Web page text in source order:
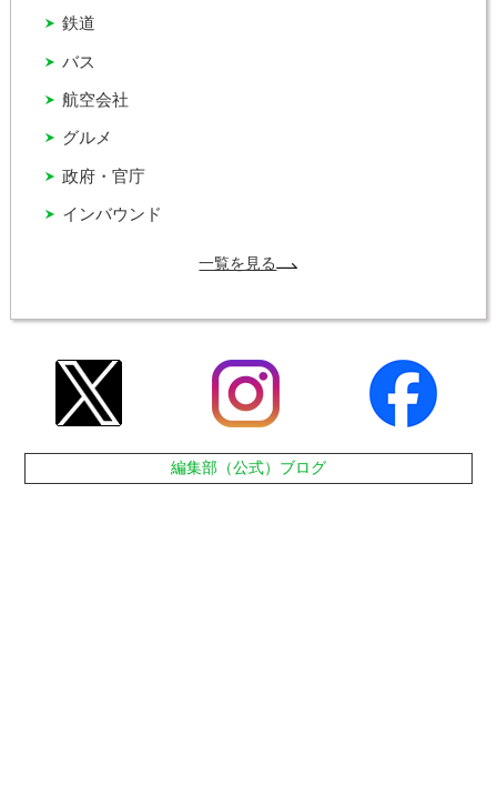
インバウンド
グルメ
バス
政府・官庁
航空会社
鉄道
一覧を見る
編集部（公式）ブログ